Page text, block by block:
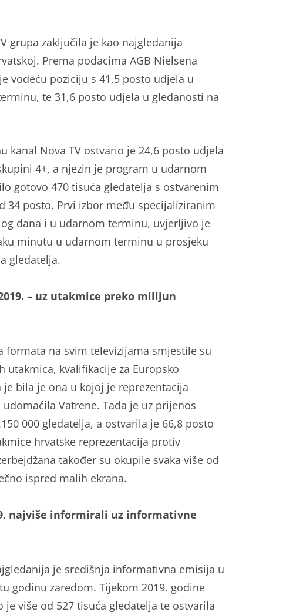
grupa zaključila je kao najgledanija
Prema podacima AGB Nielsena
vodeću poziciju s 41,5 posto udjela u
te 31,6 posto udjela u gledanosti na
kanal Nova TV ostvario je 24,6 posto udjela
4+, a njezin je program u udarnom
gotovo 470 tisuća gledatelja s ostvarenim
34 posto. Prvi izbor među specijaliziranim
dana i u udarnom terminu, uvjerljivo je
minutu u udarnom terminu u prosjeku
gledatelja.
– uz utakmice preko milijun
formata na svim televizijama smjestile su
utakmica, kvalifikacije za Europsko
bila je ona u kojoj je reprezentacija
Vatrene. Tada je uz prijenos
000 gledatelja, a ostvarila je 66,8 posto
hrvatske reprezentacija protiv
također su okupile svaka više od
ispred malih ekrana.
najviše informirali uz informativne
je središnja informativna emisija u
godinu zaredom. Tijekom 2019. godine
je više od 527 tisuća gledatelja te ostvarila